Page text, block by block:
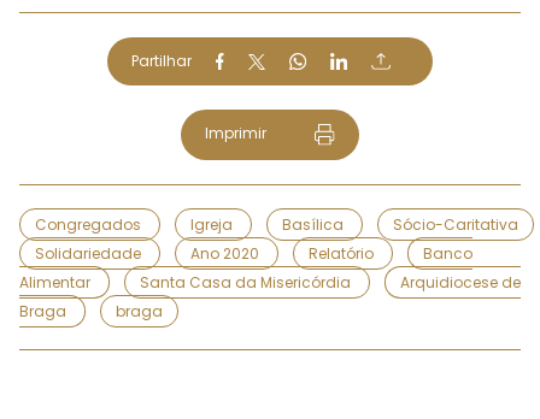
Partilhar
Imprimir
Congregados Igreja Basílica
Sócio-Caritativa
Solidariedade
Ano 2020 Relatório
Banco
Alimentar
Santa Casa da Misericórdia
Arquidiocese de
Braga
braga